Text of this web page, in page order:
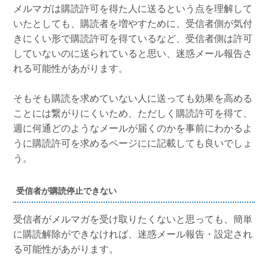
メルマガは購読許可を得た人に送るという点を理解して
いたとしても、購読者を増やすために、受信者側が気付
きにくい形で購読許可を得ているなど、受信者側は許可
していないのに送られていると思い、迷惑メール報告さ
れる可能性があがります。
そもそも購読を求めていない人に送っても効果を高める
ことには繋がりにくいため、ただしく購読許可を得て、
週に何通どのようなメールが届くのかを事前にわかるよ
うに購読許可を求めるページにに記載しても良いでしょ
う。
受信者が購読停止できない
受信者がメルマガを受け取りたくないと思っても、簡単
に購読解除ができなければ、迷惑メール報告・設定され
る可能性があがります。